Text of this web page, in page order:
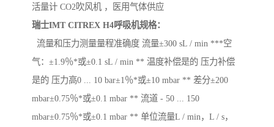
活量计 CO2吹风机 ，医用气体供应
瑞士IMT CITREX H4呼吸机规格：
流量和压力测量量程准确度 流量±300 sL / min ***空
气：±1.9％*或±0.1 sL / min ** 温度补偿是的 压力补偿
是的 压力高0 ... 10 bar±1％*或±10 mbar ** 差分±200
mbar±0.75％*或±0.1 mbar ** 流道 - 50 ... 150
mbar±0.75％*或±0.1 mbar ** 单位流量L / min，L / s，